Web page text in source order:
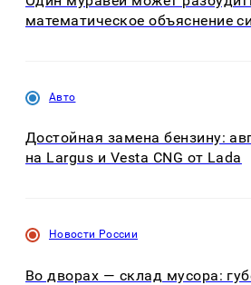
математическое объяснение
Авто
Достойная замена бензину:
на Largus и Vesta CNG от Lada
Новости России
Во дворах — склад мусора: